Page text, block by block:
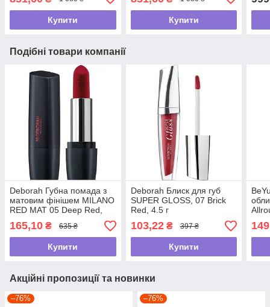
Купити Купити
Подібні товари компанії
Deborah Губна помада з
матовим фінішем MILANO
RED MAT 05 Deep Red,
4.4 г
165,10 ₴ 635 ₴
Купити
Deborah Блиск для губ
SUPER GLOSS, 07 Brick
Red, 4.5 г
103,22₴ 397 ₴
Купити
Акційні пропозиції та новинки
–76% –76%